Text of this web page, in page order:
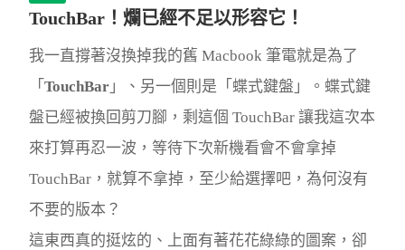
TouchBar！爛已經不足以形容它！
我一直撐著沒換掉我的舊 Macbook 筆電就是為了
「 TouchBar 」、另一個則是「蝶式鍵盤」。蝶式鍵
盤已經被換回剪刀腳，剩這個 TouchBar 讓我這次本
來打算再忍一波，等待下次新機看會不會拿掉
TouchBar，就算不拿掉，至少給選擇吧，為何沒有
不要的版本？
這東西真的挺炫的、上面有著花花綠綠的圖案，卻